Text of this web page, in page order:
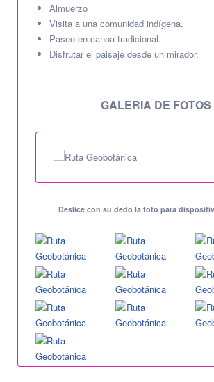
Almuerzo
Visita a una comunidad indígena.
Paseo en canoa tradicional.
Disfrutar el paisaje desde un mirador.
GALERIA DE FOTOS
Deslice con su dedo la foto para